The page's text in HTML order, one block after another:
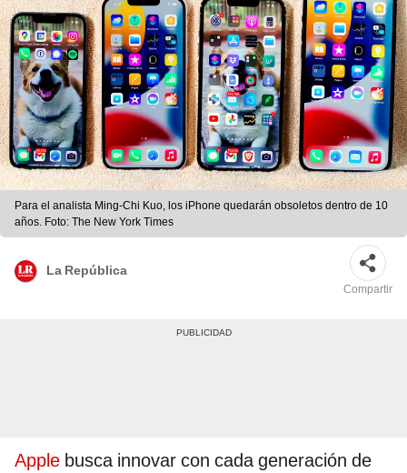
Para el analista Ming-Chi Kuo, los iPhone quedarán obsoletos dentro de 10
años. Foto: The New York Times
La República
Compartir
Apple busca innovar con cada generación de